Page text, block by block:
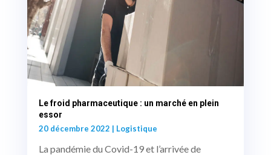
Le froid pharmaceutique : un marché en plein
essor
20 décembre 2022 | Logistique
La pandémie du Covid-19 et l’arrivée de